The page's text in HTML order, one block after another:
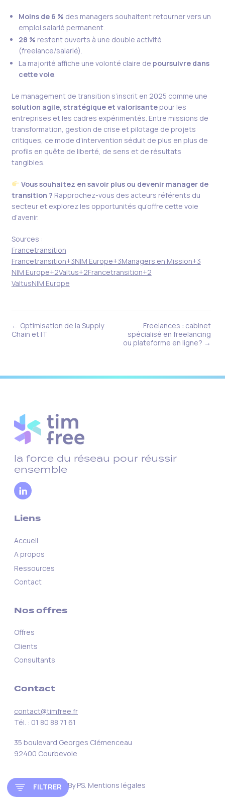
FILTRER
Moins de 6 % des managers souhaitent retourner vers un
emploi salarié permanent.
28 % restent ouverts à une double activité
(freelance/salarié).
La majorité affiche une volonté claire de poursuivre dans
cette voie.
Le management de transition s’inscrit en 2025 comme une
solution agile, stratégique et valorisantepour les
entreprises et les cadres expérimentés. Entre missions de
transformation, gestion de crise et pilotage de projets
critiques, ce mode d’intervention séduit de plus en plus de
profils en quête de liberté, de sens et de résultats
tangibles.
Vous souhaitez en savoir plus ou devenir manager de
transition ? Rapprochez-vous des acteurs référents du
secteur et explorez les opportunités qu’offre cette voie
d’avenir.
Sources :
Francetransition
Francetransition+3NIM Europe+3Managers en Mission+3
NIM Europe+2Valtus+2Francetransition+2
ValtusNIM Europe
← Optimisation de la Supply
Chain et IT
Freelances : cabinet
spécialisé en freelancing
ou plateforme en ligne? →
la force du réseau pour réussir
ensemble
Liens
Accueil
A propos
Ressources
Contact
Nos offres
Offres
Clients
Consultants
Contact
contact@timfree.fr
Tél. : 01 80 88 71 61
35 boulevard Georges Clémenceau
92400 Courbevoie
© tim free 2023By PS. Mentions légales